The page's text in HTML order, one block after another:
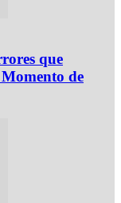
que
de